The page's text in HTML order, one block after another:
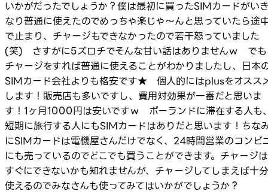
いかがだったでしょうか？僕は最初に買ったSIMカードがい
なり普通に使えたのでめっちゃ楽じゃ～んと思っていたら途
で止まり、チャージもできなかったので若干怒っていました
(笑) さすがに5ズロチでそんな甘い話はありませんｗ でも
チャージをすれば普通に使えることがわかりましたし、日本
SIMカード会社よりも格安です★ 個人的にはplusをオスス
します！販売店も多いですし、費用対効果が一番だと思いま
す！1ヶ月1000円は安いですｗ ポーランドに滞在する人も
短期に旅行する人にもSIMカードはありだと思います！ちな
にSIMカードは電機屋さんだけでなく、24時間営業のコンビ
にも売っているのでどこでも買うことができます。チャージは
すぐにできないかも知れませんが、チャージしてしまえば十分
使えるのでみなさんも使ってみてはいかがでしょうか？